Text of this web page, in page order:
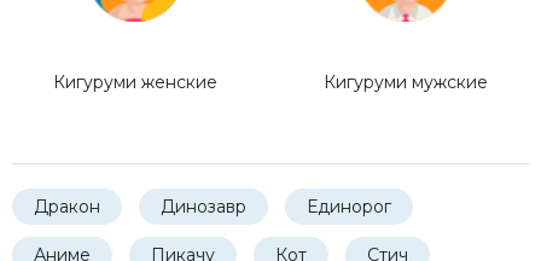
Кигуруми женские Кигуруми мужские
Дракон Динозавр Единорог
Аниме Пикачу Кот Стич